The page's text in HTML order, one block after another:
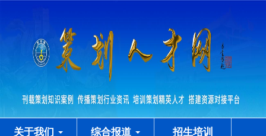
关于我们 综合报道
招生培训